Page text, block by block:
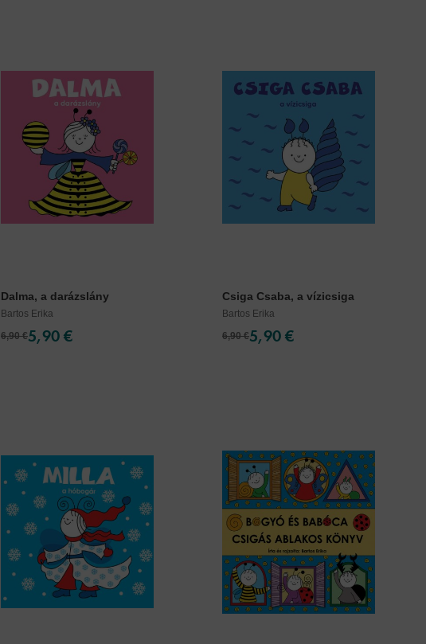
Dalma, a darázslány
Bartos Erika
6,90 €5,90 €
Csiga Csaba, a vízicsiga
Bartos Erika
6,90 €5,90 €